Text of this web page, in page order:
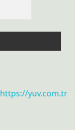
https://yuv.com.tr